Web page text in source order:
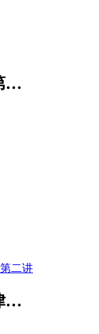
…
…